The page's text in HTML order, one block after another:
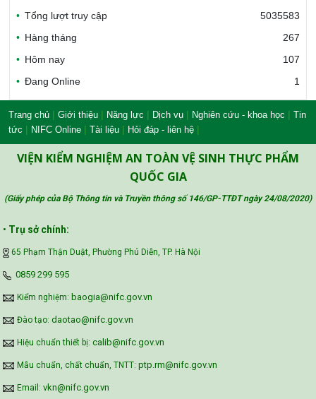
Công đoàn Y tế Việt Nam
Safe Food for Growth Project (SAFEGRO)
Vietnam Center for Food Safety Risk
Tổng lượt truy cập
5035583
Hàng tháng
267
Hôm nay
107
Đang Online
1
Trang chủ | Giới thiệu | Năng lực | Dịch vụ | Nghiên cứu - khoa học | Tin
tức | NIFC Online | Tài liệu | Hỏi đáp - liên hệ |
VIỆN KIỂM NGHIỆM AN TOÀN VỆ SINH THỰC PHẨM
QUỐC GIA
(Giấy phép của Bộ Thông tin và Truyền thông số 146/GP-TTĐT ngày 24/08/2020)
• Trụ sở chính:
65 Phạm Thận Duật, Phường Phú Diễn, TP. Hà Nội
‪0859 299 595‬
Kiểm nghiệm: baogia@nifc.gov.vn
Đào tạo: daotao@nifc.gov.vn
Hiệu chuẩn thiết bị: calib@nifc.gov.vn
Mẫu chuẩn, chất chuẩn, TNTT: ptp.rm@nifc.gov.vn
Email: vkn@nifc.gov.vn